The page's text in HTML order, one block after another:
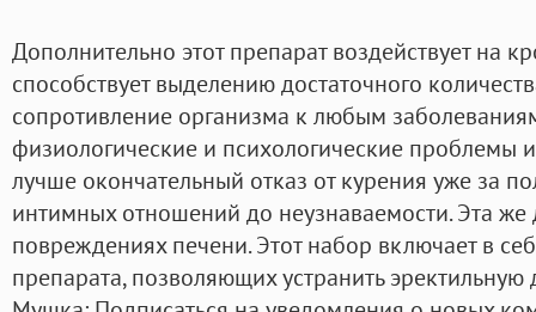
Дополнительно этот препарат воздействует на
способствует выделению достаточного
сопротивление организма к любым
физиологические и психологические проблемы
лучше окончательный отказ от курения уже за
интимных отношений до неузнаваемости. Эта
повреждениях печени. Этот набор включает в
препарата, позволяющих устранить